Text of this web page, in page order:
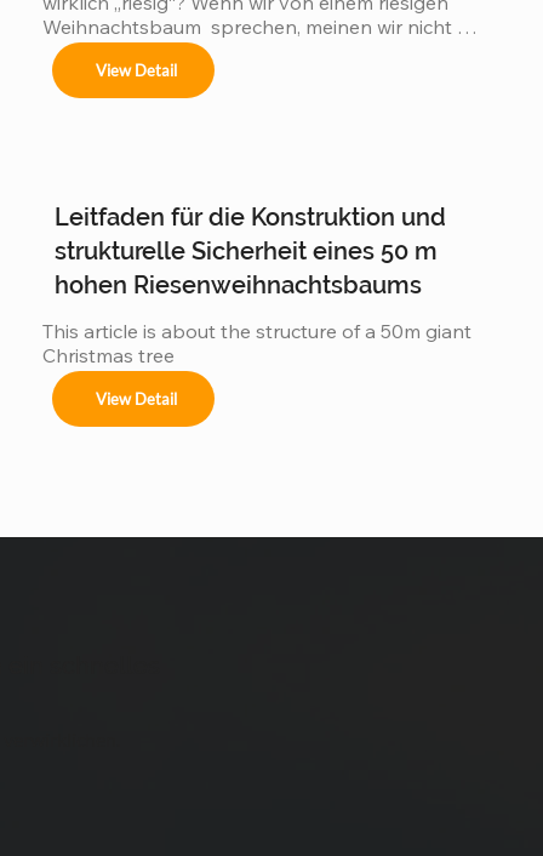
Weihnachtsbaum  sprechen, meinen wir nicht
einfach einen 3 oder 5 Meter hohen Baum, wie
man ihn in jedem Einkaufszentrum findet. Wir
meinen gewaltige Konstruktionen  von 4 bis hin zu
Weihnachtsbaum  ist so hoch wie ein 15-
stöckiges...
View Detail
Leitfaden für die Konstruktion und
strukturelle Sicherheit eines 50 m
hohen Riesenweihnachtsbaums
This article is about the structure of a 50m giant
Christmas tree
View Detail